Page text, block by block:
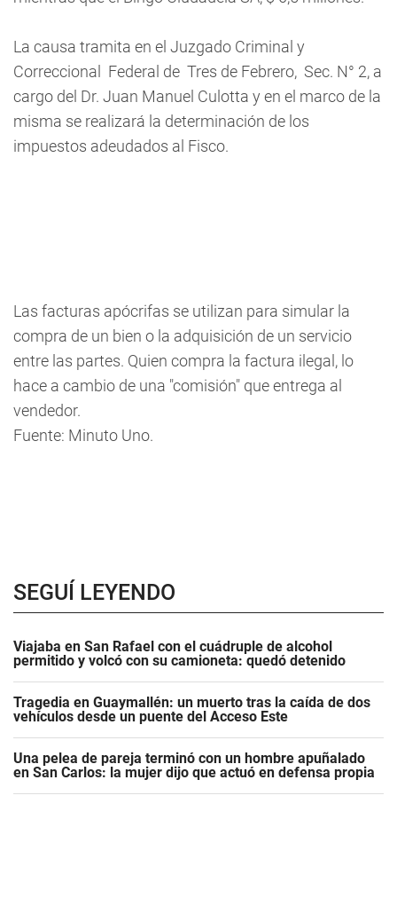
La causa tramita en el Juzgado Criminal y
Correccional Federal de Tres de Febrero, Sec. N° 2, a
cargo del Dr. Juan Manuel Culotta y en el marco de la
misma se realizará la determinación de los
impuestos adeudados al Fisco.
Las facturas apócrifas se utilizan para simular la
compra de un bien o la adquisición de un servicio
entre las partes. Quien compra la factura ilegal, lo
hace a cambio de una "comisión" que entrega al
vendedor.
Fuente: Minuto Uno.
SEGUÍ LEYENDO
Viajaba en San Rafael con el cuádruple de alcohol
permitido y volcó con su camioneta: quedó detenido
Tragedia en Guaymallén: un muerto tras la caída de dos
vehículos desde un puente del Acceso Este
Una pelea de pareja terminó con un hombre apuñalado
en San Carlos: la mujer dijo que actuó en defensa propia